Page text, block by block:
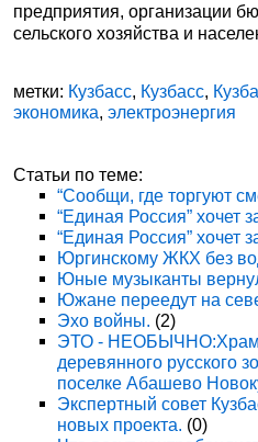
предприятия, организации
сельского хозяйства и
метки: Кузбасс, Кузбасс,
экономика,электроэнергия
Статьи по теме:
“Сообщи, где торгуют
“Единая Россия” хочет
“Единая Россия” хочет
Юргинскому ЖКХ без
Юные музыканты
Южане переедут на
Эхо войны. (2)
ЭТО - НЕОБЫЧНО:Храм,
деревянного русского
поселке Абашево
Экспертный совет
новых проекта. (0)